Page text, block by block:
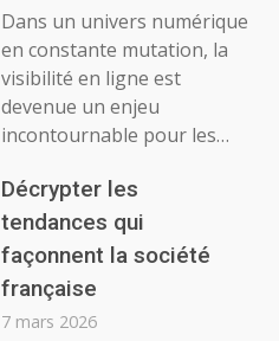
Dans un univers numérique
en constante mutation, la
visibilité en ligne est
devenue un enjeu
incontournable pour les…
Décrypter les
tendances qui
façonnent la société
française
7 mars 2026